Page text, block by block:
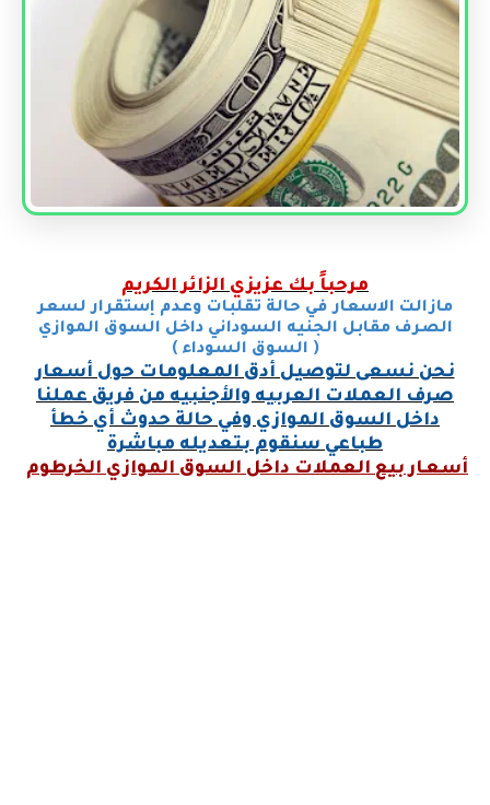
مرحباً بك عزيزي الزائر الكريم
مازالت الاسعار في حالة تقلبات وعدم إستقرار لسعر
الصرف مقابل الجنيه السوداني داخل السوق الموازي
( السوق السوداء )
نحن نسعى لتوصيل أدق المعلومات حول أسعار
صرف العملات العربيه والأجنبيه من فريق عملنا
داخل السوق الموازي وفي حالة حدوث أي خطأ
طباعي سنقوم بتعديله مباشرة
أسعـار بيعالعملات داخل السوق الموازي الخرطوم